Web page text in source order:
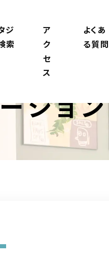
ジ
索
ア
ク
セ
ス
よくあ
る質問
ション